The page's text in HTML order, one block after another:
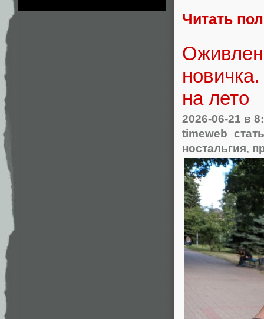
Читать
на лето
2026-06-21 в
ностальгия,